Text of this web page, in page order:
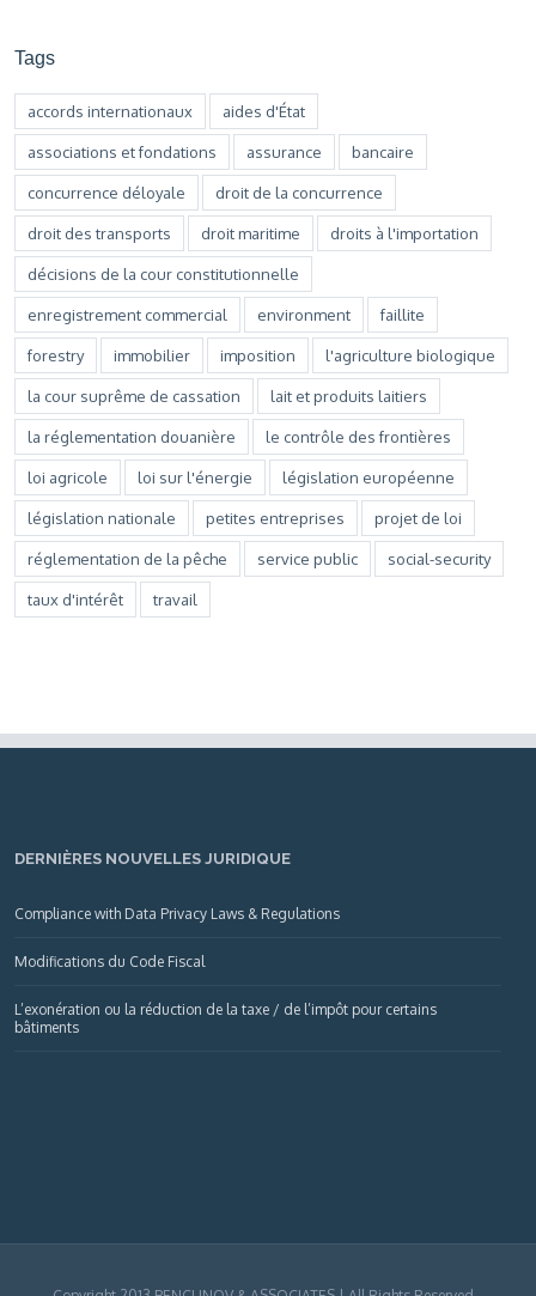
Tags
accords internationaux aides d'État
associations et fondations assurance bancaire
concurrence déloyale droit de la concurrence
droit des transports droit maritime droits à l'importation
décisions de la cour constitutionnelle
enregistrement commercial environment faillite
forestry immobilier imposition l'agriculture biologique
la cour suprême de cassation lait et produits laitiers
la réglementation douanière le contrôle des frontières
loi agricole loi sur l'énergie législation européenne
législation nationale petites entreprises projet de loi
réglementation de la pêche service public social-security
taux d'intérêt travail
DERNIÈRES NOUVELLES JURIDIQUE
Compliance with Data Privacy Laws & Regulations
Modifications du Code Fiscal
L’exonération ou la réduction de la taxe / de l’impôt pour certains
bâtiments